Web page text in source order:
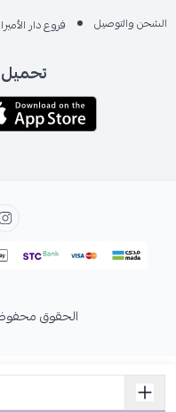
الشحن والتوصيل
فروع دار
الحقوق محفوظة |